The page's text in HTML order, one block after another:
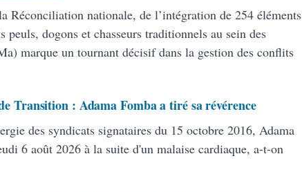
Réconciliation nationale, de l’intégration de 254 éléments
peuls, dogons et chasseurs traditionnels au sein des
marque un tournant décisif dans la gestion des conflits
Transition : Adama Fomba a tiré sa révérence
des syndicats signataires du 15 octobre 2016, Adama
6 août 2026 à la suite d'un malaise cardiaque, a-t-on